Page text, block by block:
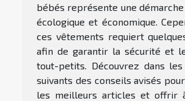
bébés représente une démarche
écologique et économique.
ces vêtements requiert
afin de garantir la sécurité et
tout-petits. Découvrez dans les
suivants des conseils avisés
les meilleurs articles et offrir